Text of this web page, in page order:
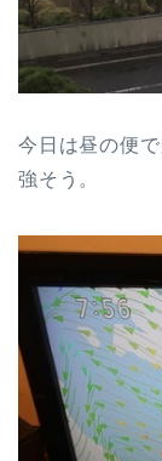
今日は昼の便
強そう。